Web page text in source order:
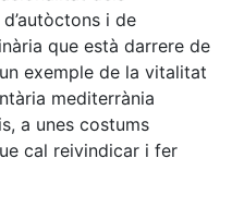
i de
que està darrere de
exemple de la vitalitat
mediterrània
a unes costums
cal reivindicar i fer